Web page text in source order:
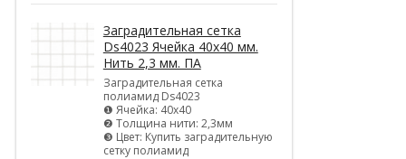
Заградительная сетка
Ds4023 Ячейка 40х40 мм.
Нить 2,3 мм. ПА
Заградительная сетка
полиамид Ds4023
❶ Ячейка: 40х40
❷ Толщина нити: 2,3мм
❸ Цвет: Купить заградительную
сетку полиамид